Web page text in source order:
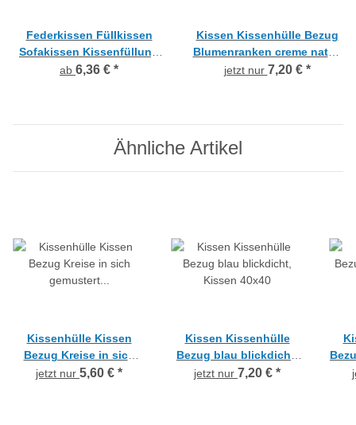
Federkissen Füllkissen
Sofakissen Kissenfüllung
mit Inlett und Federn creme,
ab 6,36 € *
Kissen Kissenhülle Bezug
Blumenranken creme natur,
40 x 40
jetzt nur 7,20 € *
Ähnliche Artikel
Kissenhülle Kissen
Bezug Kreise in sich
gemustert creme, 40 x
jetzt nur 5,60 € *
Kissen Kissenhülle
Bezug blau blickdicht,
Kissen 40x40
jetzt nur 7,20 € *